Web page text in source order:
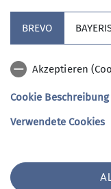
Der zweite
auch die
BREVO
Akzeptieren
Cookie Beschreibung
Verwendete Cookies